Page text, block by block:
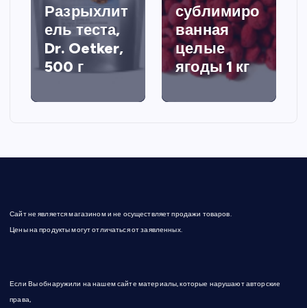
Разрыхлит
ель теста,
Dr. Oetker,
500 г
сублимиро
ванная
целые
ягоды 1 кг
Сайт не является магазином и не осуществляет продажи товаров.
Цены на продукты могут отличаться от заявленных.
Если Вы обнаружили на нашем сайте материалы, которые нарушают авторские
права,